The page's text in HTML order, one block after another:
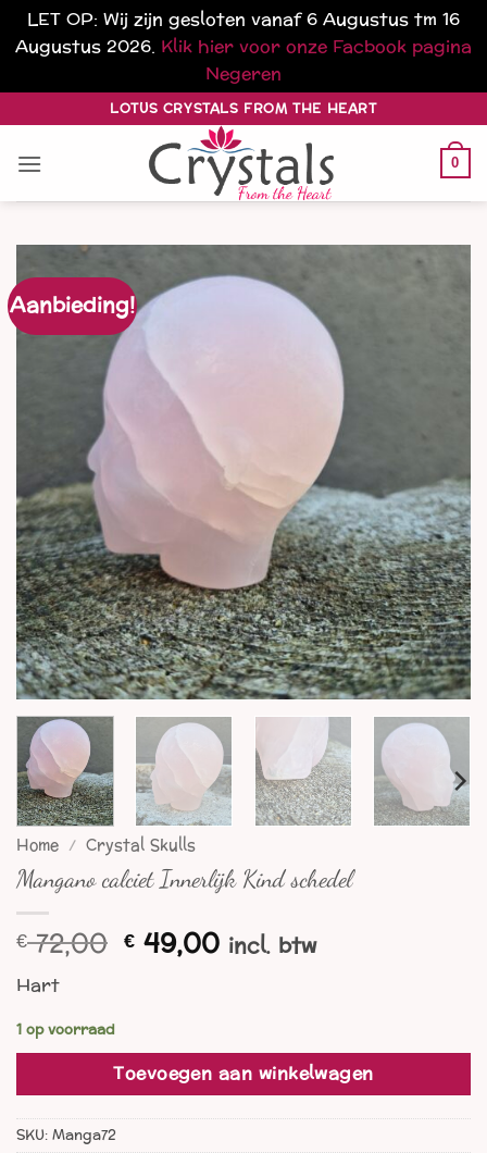
LET OP: Wij zijn gesloten vanaf 6 Augustus tm 16
Augustus 2026. Klik hier voor onze Facbook pagina
Negeren
naar
inhoud
LOTUS CRYSTALS FROM THE HEART
0
Aanbieding!
Home / Crystal Skulls
Mangano calciet Innerlijk Kind schedel
€72,00 Oorspronkelijke
prijs
€ 49,00Huidige
prijs
incl. btw
Hart
1 op voorraad
Toevoegen aan winkelwagen
SKU:Manga72